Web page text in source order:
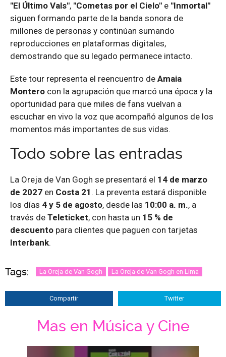
"El Último Vals", "Cometas por el Cielo" e "Inmortal"
siguen formando parte de la banda sonora de
millones de personas y continúan sumando
reproducciones en plataformas digitales,
demostrando que su legado permanece intacto.
Este tour representa el reencuentro de Amaia
Montero con la agrupación que marcó una época y la
oportunidad para que miles de fans vuelvan a
escuchar en vivo la voz que acompañó algunos de los
momentos más importantes de sus vidas.
Todo sobre las entradas
La Oreja de Van Gogh se presentará el 14 de marzo
de 2027 en Costa 21 . La preventa estará disponible
los días 4 y 5 de agosto, desde las 10:00 a. m., a
través de Teleticket, con hasta un 15 % de
descuento para clientes que paguen con tarjetas
Interbank.
Tags: La Oreja de Van Gogh La Oreja de Van Gogh en Lima
Compartir Twitter
Mas en Música y Cine